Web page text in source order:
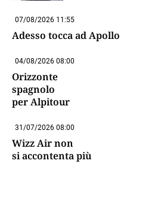
07/08/2026 11:55
Adesso tocca ad Apollo
04/08/2026 08:00
Orizzonte
spagnolo
per Alpitour
31/07/2026 08:00
Wizz Air non
si accontenta più